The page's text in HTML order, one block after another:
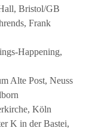
Bristol/GB
Frank
Happening,
Alte Post, Neuss
Köln
K in der Bastei,